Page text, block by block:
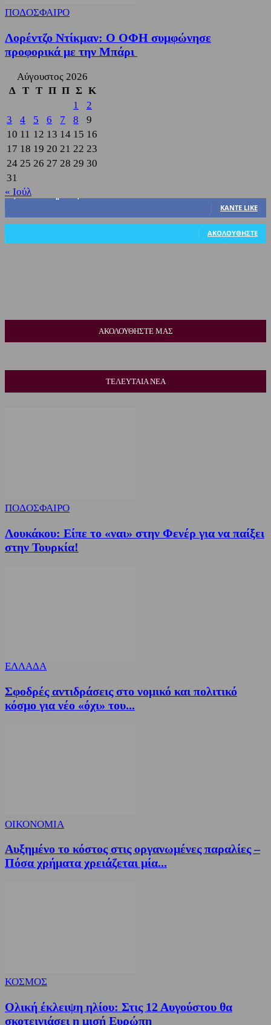
ΠΟΔΟΣΦΑΙΡΟ
Λορέντζο Ντίκμαν: Ο ΟΦΗ συμφώνησε
προφορικά με την Μπάρι
Αύγουστος 2026
Δ
Τ Τ Π Π Σ Κ
1
2
3
4 5 6 7 8
9
10 11 12 13 14 15 16
17 18 19 20 21 22 23
24 25 26 27 28 29 30
31
« Ιούλ
3,822
ΚΆΝΤΕ LIKE
ΑΚΟΛΟΥΘΉΣΤΕ
ΑΚΟΛΟΥΘΗΣΤΕ ΜΑΣ
ΤΕΛΕΥΤΑΙΑ ΝΕΑ
ΠΟΔΟΣΦΑΙΡΟ
Λουκάκου: Είπε το «ναι» στην Φενέρ για να παίξει
στην Τουρκία!
ΕΛΛΑΔΑ
Σφοδρές αντιδράσεις στο νομικό και πολιτικό
κόσμο για νέο «όχι» του...
ΟΙΚΟΝΟΜΙΑ
Αυξημένο το κόστος στις οργανωμένες παραλίες –
Πόσα χρήματα χρειάζεται μία...
ΚΟΣΜΟΣ
Ολική έκλειψη ηλίου: Στις 12 Αυγούστου θα
σκοτεινιάσει η μισή Ευρώπη